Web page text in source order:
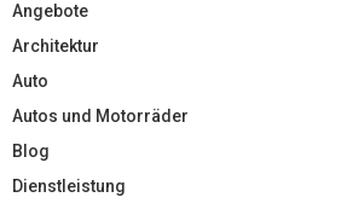
Angebote
Architektur
Auto
Autos und Motorräder
Blog
Dienstleistung